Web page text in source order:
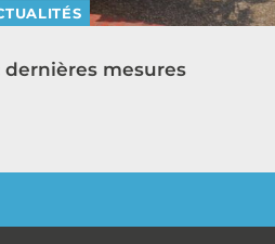
dernières mesures